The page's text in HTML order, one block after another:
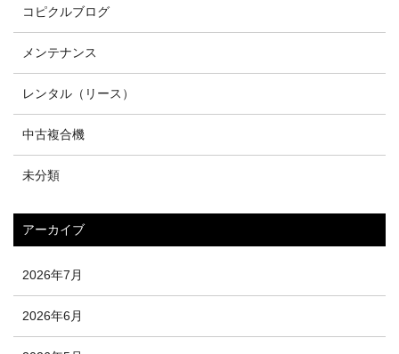
コピクルブログ
メンテナンス
レンタル（リース）
中古複合機
未分類
アーカイブ
2026年7月
2026年6月